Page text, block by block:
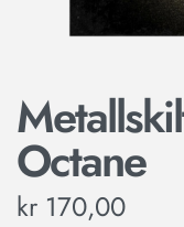
Octane
kr 170,00